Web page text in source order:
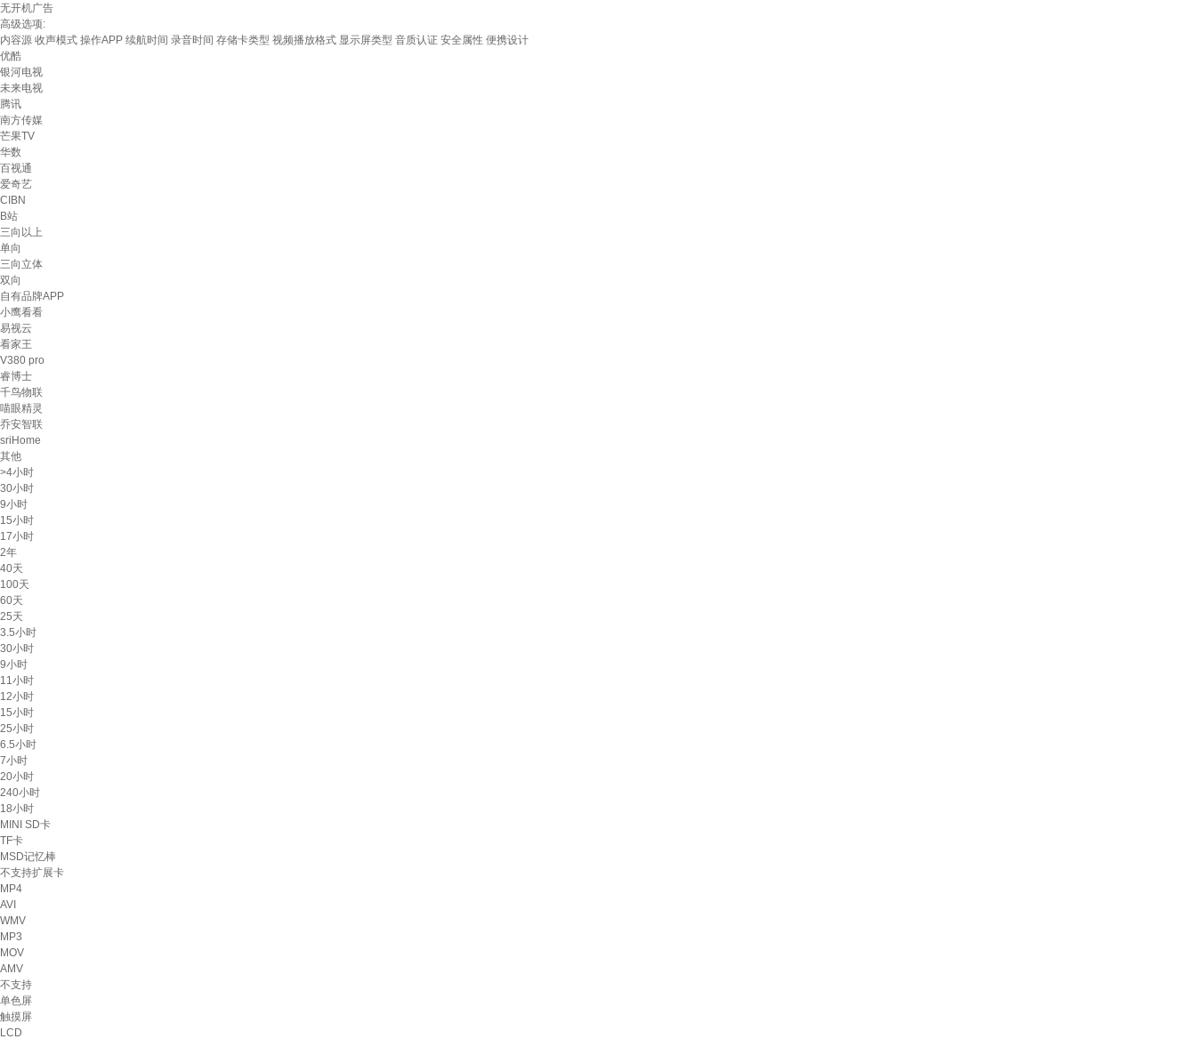
无开机广告
高级选项:
内容源 收声模式 操作APP 续航时间 录音时间 存储卡类型 视频播放格式 显示屏类型 音质认证 安全属性 便携设计
优酷
银河电视
未来电视
腾讯
南方传媒
芒果TV
华数
百视通
爱奇艺
CIBN
B站
三向以上
单向
三向立体
双向
自有品牌APP
小鹰看看
易视云
看家王
V380 pro
睿博士
千鸟物联
喵眼精灵
乔安智联
sriHome
其他
>4小时
30小时
9小时
15小时
17小时
2年
40天
100天
60天
25天
3.5小时
30小时
9小时
11小时
12小时
15小时
25小时
6.5小时
7小时
20小时
240小时
18小时
MINI SD卡
TF卡
MSD记忆棒
不支持扩展卡
MP4
AVI
WMV
MP3
MOV
AMV
不支持
单色屏
触摸屏
LCD